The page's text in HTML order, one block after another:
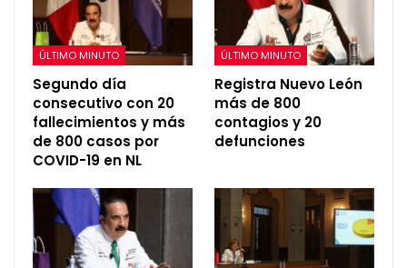
ÚLTIMO MINUTO
Segundo día
consecutivo con 20
fallecimientos y más
de 800 casos por
COVID-19 en NL
ÚLTIMO MINUTO
Registra Nuevo León
más de 800
contagios y 20
defunciones